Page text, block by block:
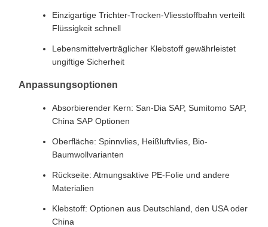
Einzigartige Trichter-Trocken-Vliesstoffbahn verteilt
Flüssigkeit schnell
Lebensmittelverträglicher Klebstoff gewährleistet
ungiftige Sicherheit
Anpassungsoptionen
Absorbierender Kern: San-Dia SAP, Sumitomo SAP,
China SAP Optionen
Oberfläche: Spinnvlies, Heißluftvlies, Bio-
Baumwollvarianten
Rückseite: Atmungsaktive PE-Folie und andere
Materialien
Klebstoff: Optionen aus Deutschland, den USA oder
China